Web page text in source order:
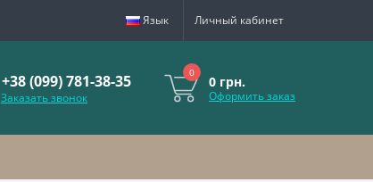
Язык Личный кабинет
+38 (099) 781-38-35
Заказать звонок
0
0 грн.
Оформить заказ